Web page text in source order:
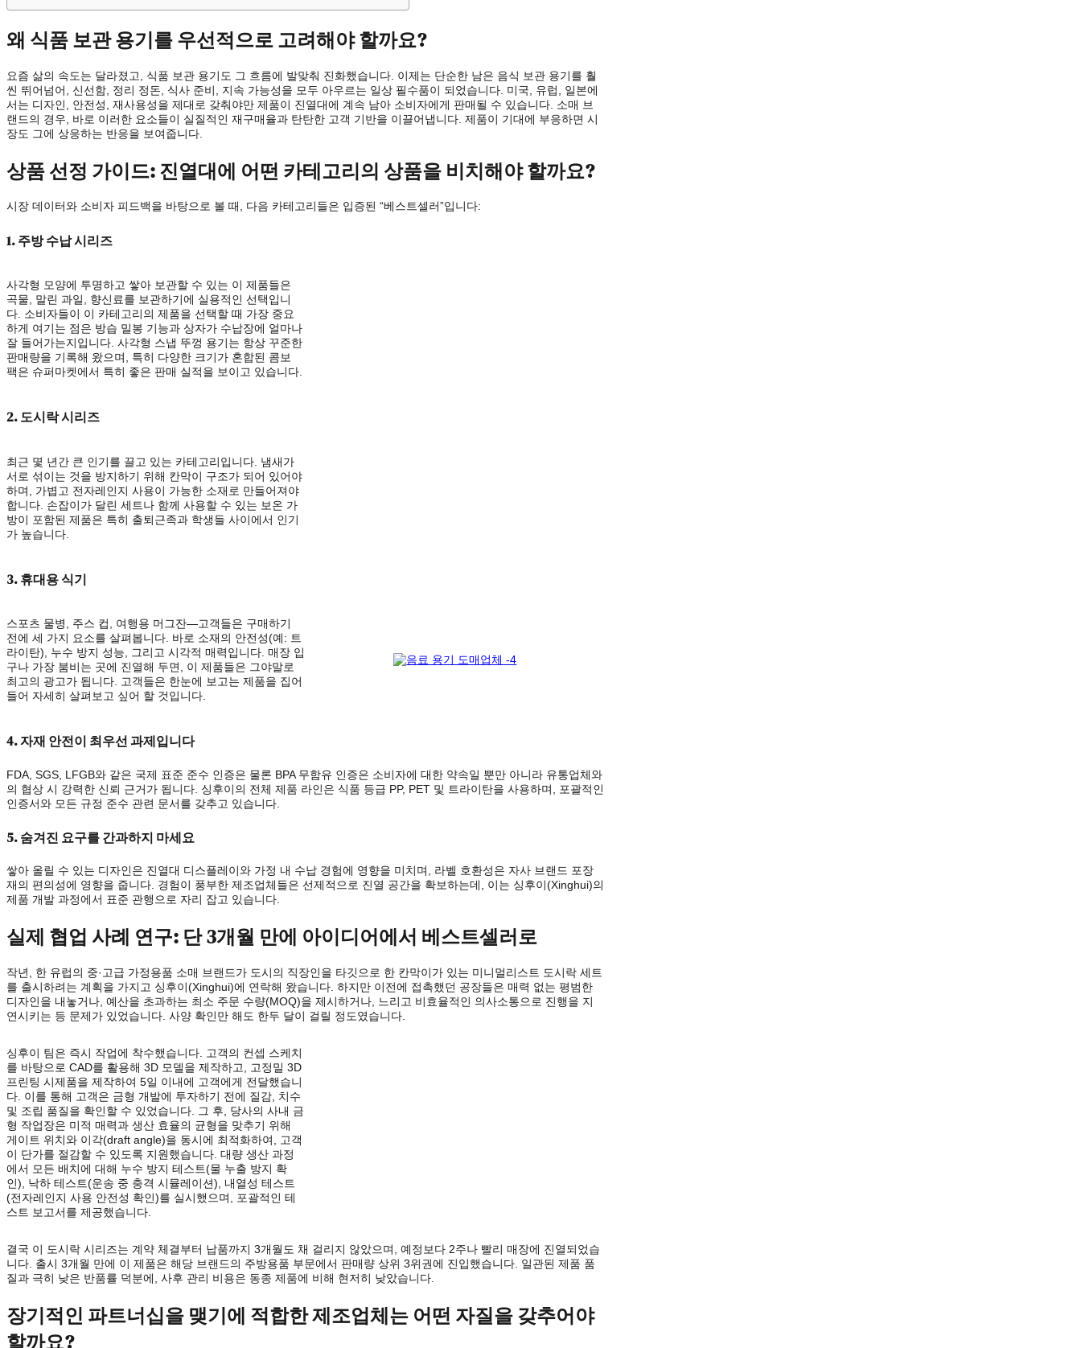
왜 식품 보관 용기를 우선적으로 고려해야 할까요?
요즘 삶의 속도는 달라졌고, 식품 보관 용기도 그 흐름에 발맞춰 진화했습니다. 이제는 단순한 남은 음식 보관 용기를 훨
씬 뛰어넘어, 신선함, 정리 정돈, 식사 준비, 지속 가능성을 모두 아우르는 일상 필수품이 되었습니다. 미국, 유럽, 일본에
서는 디자인, 안전성, 재사용성을 제대로 갖춰야만 제품이 진열대에 계속 남아 소비자에게 판매될 수 있습니다. 소매 브
랜드의 경우, 바로 이러한 요소들이 실질적인 재구매율과 탄탄한 고객 기반을 이끌어냅니다. 제품이 기대에 부응하면 시
장도 그에 상응하는 반응을 보여줍니다.
상품 선정 가이드: 진열대에 어떤 카테고리의 상품을 비치해야 할까요?
시장 데이터와 소비자 피드백을 바탕으로 볼 때, 다음 카테고리들은 입증된 “베스트셀러”입니다:
1. 주방 수납 시리즈
사각형 모양에 투명하고 쌓아 보관할 수 있는 이 제품들은
곡물, 말린 과일, 향신료를 보관하기에 실용적인 선택입니
다. 소비자들이 이 카테고리의 제품을 선택할 때 가장 중요
하게 여기는 점은 방습 밀봉 기능과 상자가 수납장에 얼마나
잘 들어가는지입니다. 사각형 스냅 뚜껑 용기는 항상 꾸준한
판매량을 기록해 왔으며, 특히 다양한 크기가 혼합된 콤보
팩은 슈퍼마켓에서 특히 좋은 판매 실적을 보이고 있습니다.
2. 도시락 시리즈
최근 몇 년간 큰 인기를 끌고 있는 카테고리입니다. 냄새가
서로 섞이는 것을 방지하기 위해 칸막이 구조가 되어 있어야
하며, 가볍고 전자레인지 사용이 가능한 소재로 만들어져야
합니다. 손잡이가 달린 세트나 함께 사용할 수 있는 보온 가
방이 포함된 제품은 특히 출퇴근족과 학생들 사이에서 인기
가 높습니다.
3. 휴대용 식기
스포츠 물병, 주스 컵, 여행용 머그잔—고객들은 구매하기
전에 세 가지 요소를 살펴봅니다. 바로 소재의 안전성(예: 트
라이탄), 누수 방지 성능, 그리고 시각적 매력입니다. 매장 입
구나 가장 붐비는 곳에 진열해 두면, 이 제품들은 그야말로
최고의 광고가 됩니다. 고객들은 한눈에 보고는 제품을 집어
들어 자세히 살펴보고 싶어 할 것입니다.
4. 자재 안전이 최우선 과제입니다
FDA, SGS, LFGB와 같은 국제 표준 준수 인증은 물론 BPA 무함유 인증은 소비자에 대한 약속일 뿐만 아니라 유통업체와
의 협상 시 강력한 신뢰 근거가 됩니다. 싱후이의 전체 제품 라인은 식품 등급 PP, PET 및 트라이탄을 사용하며, 포괄적인
인증서와 모든 규정 준수 관련 문서를 갖추고 있습니다.
5. 숨겨진 요구를 간과하지 마세요
쌓아 올릴 수 있는 디자인은 진열대 디스플레이와 가정 내 수납 경험에 영향을 미치며, 라벨 호환성은 자사 브랜드 포장
재의 편의성에 영향을 줍니다. 경험이 풍부한 제조업체들은 선제적으로 진열 공간을 확보하는데, 이는 싱후이(Xinghui)의
제품 개발 과정에서 표준 관행으로 자리 잡고 있습니다.
실제 협업 사례 연구: 단 3개월 만에 아이디어에서 베스트셀러로
작년, 한 유럽의 중·고급 가정용품 소매 브랜드가 도시의 직장인을 타깃으로 한 칸막이가 있는 미니멀리스트 도시락 세트
를 출시하려는 계획을 가지고 싱후이(Xinghui)에 연락해 왔습니다. 하지만 이전에 접촉했던 공장들은 매력 없는 평범한
디자인을 내놓거나, 예산을 초과하는 최소 주문 수량(MOQ)을 제시하거나, 느리고 비효율적인 의사소통으로 진행을 지
연시키는 등 문제가 있었습니다. 사양 확인만 해도 한두 달이 걸릴 정도였습니다.
싱후이 팀은 즉시 작업에 착수했습니다. 고객의 컨셉 스케치
를 바탕으로 CAD를 활용해 3D 모델을 제작하고, 고정밀 3D
프린팅 시제품을 제작하여 5일 이내에 고객에게 전달했습니
다. 이를 통해 고객은 금형 개발에 투자하기 전에 질감, 치수
및 조립 품질을 확인할 수 있었습니다. 그 후, 당사의 사내 금
형 작업장은 미적 매력과 생산 효율의 균형을 맞추기 위해
게이트 위치와 이각(draft angle)을 동시에 최적화하여, 고객
이 단가를 절감할 수 있도록 지원했습니다. 대량 생산 과정
에서 모든 배치에 대해 누수 방지 테스트(물 누출 방지 확
인), 낙하 테스트(운송 중 충격 시뮬레이션), 내열성 테스트
(전자레인지 사용 안전성 확인)를 실시했으며, 포괄적인 테
스트 보고서를 제공했습니다.
결국 이 도시락 시리즈는 계약 체결부터 납품까지 3개월도 채 걸리지 않았으며, 예정보다 2주나 빨리 매장에 진열되었습
니다. 출시 3개월 만에 이 제품은 해당 브랜드의 주방용품 부문에서 판매량 상위 3위권에 진입했습니다. 일관된 제품 품
질과 극히 낮은 반품률 덕분에, 사후 관리 비용은 동종 제품에 비해 현저히 낮았습니다.
장기적인 파트너십을 맺기에 적합한 제조업체는 어떤 자질을 갖추어야
할까요?